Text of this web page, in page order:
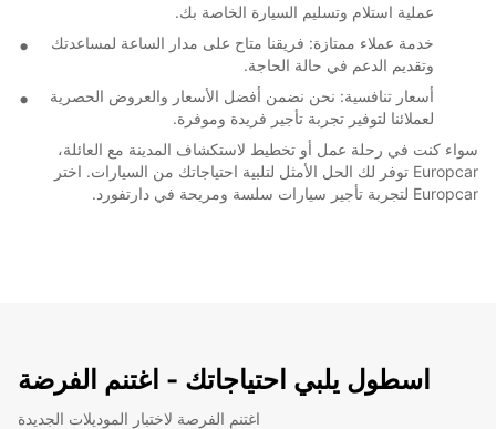
عملية استلام وتسليم السيارة الخاصة بك.
خدمة عملاء ممتازة: فريقنا متاح على مدار الساعة لمساعدتك
وتقديم الدعم في حالة الحاجة.
أسعار تنافسية: نحن نضمن أفضل الأسعار والعروض الحصرية
لعملائنا لتوفير تجربة تأجير فريدة وموفرة.
سواء كنت في رحلة عمل أو تخطيط لاستكشاف المدينة مع العائلة،
Europcar توفر لك الحل الأمثل لتلبية احتياجاتك من السيارات. اختر
Europcar لتجربة تأجير سيارات سلسة ومريحة في دارتفورد.
اسطول يلبي احتياجاتك - اغتنم الفرضة
اغتنم الفرصة لاختبار الموديلات الجديدة